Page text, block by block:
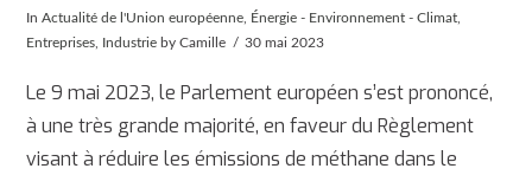
InActualité de l'Union européenne Énergie - Environnement - Climat
Entreprises
Industrie by Camille 30 mai 2023
Le 9 mai 2023, le Parlement européen s’est prononcé,
à une très grande majorité, en faveur du Règlement
visant à réduire les émissions de méthane dans le